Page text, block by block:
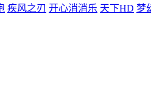
疾风之刃 开心消消乐 天下HD 梦